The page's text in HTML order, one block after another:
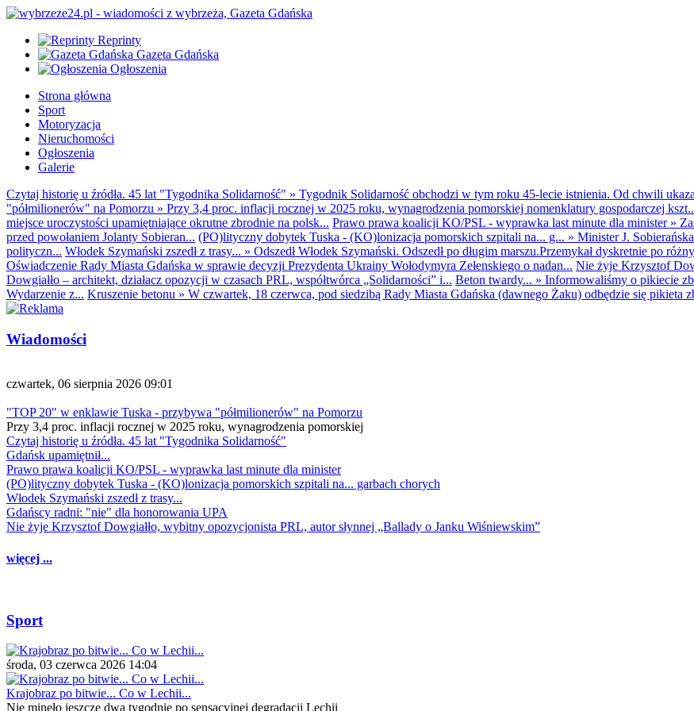
Reprinty
Gazeta Gdańska
Ogłoszenia
Strona główna
Sport
Motoryzacja
Nieruchomości
Ogłoszenia
Galerie
Czytaj historię u źródła. 45 lat "Tygodnika Solidarność" » Tygodnik Solidarność obchodzi w tym roku 45-lecie istnienia. Od chwili
"półmilionerów" na Pomorzu » Przy 3,4 proc. inflacji rocznej w 2025 roku, wynagrodzenia pomorskiej nomenklatury gospodarczej
miejsce uroczystości upamiętniające okrutne zbrodnie na polsk... Prawo prawa koalicji KO/PSL - wyprawka last minute dla minister»
przed powołaniem Jolanty Sobieran... (PO)lityczny dobytek Tuska - (KO)lonizacja pomorskich szpitali na... g... » Minister J.
polityczn... Włodek Szymański zszedł z trasy... » Odszedł Włodek Szymański. Odszedł po długim marszu.Przemykał dyskretnie po
Oświadczenie Rady Miasta Gdańska w sprawie decyzji Prezydenta Ukrainy Wołodymyra Zełenskiego o nadan... Nie żyje Krzysztof
Dowgiałło – architekt, działacz opozycji w czasach PRL, współtwórca „Solidarności” i... Beton twardy... » Informowaliśmy o pikiecie
Wydarzenie z... Kruszenie betonu » W czwartek, 18 czerwca, pod siedzibą Rady Miasta Gdańska (dawnego Żaku) odbędzie się pikieta
Wiadomości
czwartek, 06 sierpnia 2026 09:01
"TOP 20" w enklawie Tuska - przybywa "półmilionerów" na Pomorzu
Przy 3,4 proc. inflacji rocznej w 2025 roku, wynagrodzenia pomorskiej
Czytaj historię u źródła. 45 lat "Tygodnika Solidarność"
Gdańsk upamiętnił...
Prawo prawa koalicji KO/PSL - wyprawka last minute dla minister
(PO)lityczny dobytek Tuska - (KO)lonizacja pomorskich szpitali na... garbach chorych
Włodek Szymański zszedł z trasy...
Gdańscy radni: "nie" dla honorowania UPA
Nie żyje Krzysztof Dowgiałło, wybitny opozycjonista PRL, autor słynnej „Ballady o Janku Wiśniewskim”
więcej ...
Sport
środa, 03 czerwca 2026 14:04
Krajobraz po bitwie... Co w Lechii...
Nie minęło jeszcze dwa tygodnie po sensacyjnej degradacji Lechii